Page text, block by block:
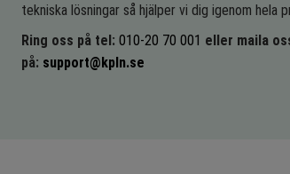
tekniska lösningar så hjälper vi dig igenom hela
Ring oss på tel: 010-20 70 001 eller maila
på: support@kpln.se